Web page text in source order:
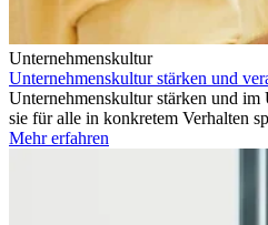
Unternehmenskultur
Unternehmenskultur stärken und
Unternehmenskultur stärken und
sie für alle in konkretem Verhalten
Mehr erfahren